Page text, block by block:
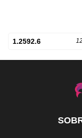
1.2592.6